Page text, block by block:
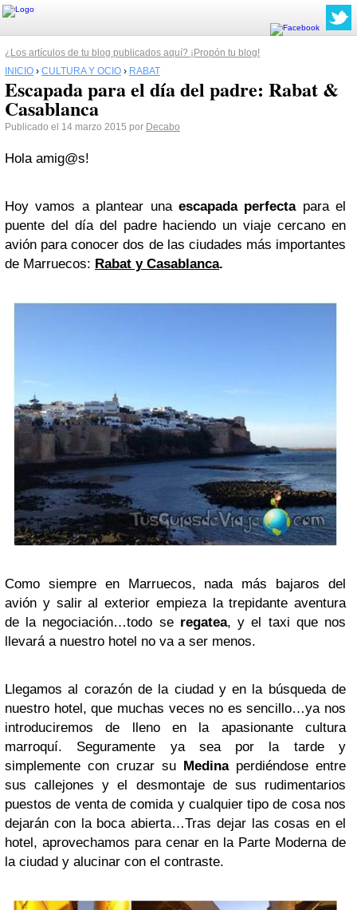
¿Los artículos de tu blog publicados aquí? ¡Propón tu blog!
INICIO › CULTURA Y OCIO › RABAT
Escapada para el día del padre: Rabat &
Casablanca
Publicado el 14 marzo 2015 por Decabo
Hola amig@s!
Hoy vamos a plantear una escapada perfectapara el
puente del día del padre haciendo un viaje cercano en
avión para conocer dos de las ciudades más importantes
de Marruecos: Rabat y Casablanca.
Como siempre en Marruecos, nada más bajaros del
avión y salir al exterior empieza la trepidante aventura
de la negociación…todo seregatea, y el taxi que nos
llevará a nuestro hotel no va a ser menos.
Llegamos al corazón de la ciudad y en la búsqueda de
nuestro hotel, que muchas veces no es sencillo…ya nos
introduciremos de lleno en la apasionante cultura
marroquí. Seguramente ya sea por la tarde y
simplemente con cruzar su Medina perdiéndose entre
sus callejones y el desmontaje de sus rudimentarios
puestos de venta de comida y cualquier tipo de cosa nos
dejarán con la boca abierta…Tras dejar las cosas en el
hotel, aprovechamos para cenar en la Parte Moderna de
la ciudad y alucinar con el contraste.